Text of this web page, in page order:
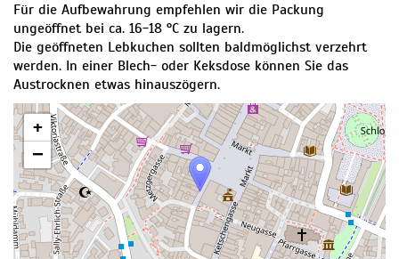
Für die Aufbewahrung empfehlen wir die Packung
ungeöffnet bei ca. 16-18 °C zu lagern.
Die geöffneten Lebkuchen sollten baldmöglichst verzehrt
werden. In einer Blech- oder Keksdose können Sie das
Austrocknen etwas hinauszögern.
+
−